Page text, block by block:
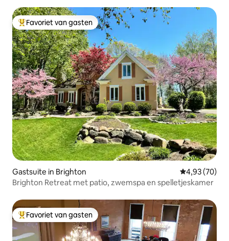
Topfavoriet van gasten
Favoriet van gasten
Gastsuite in Brighton Gemiddelde
4,93 (70)
Brighton Retreat met patio, zwemspa en spelletjeskamer
Topfavoriet van gasten
Favoriet van gasten